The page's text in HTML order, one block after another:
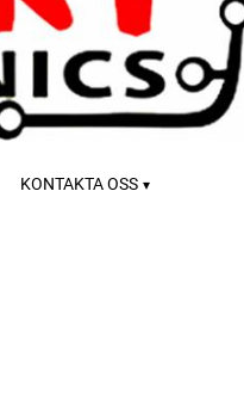
KONTAKTA OSS